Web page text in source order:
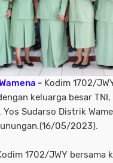
- Kodim 1702/
keluarga besar
Sudarso Distrik
05/2023).
1702/JWY bersama